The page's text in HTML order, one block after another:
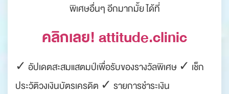
พิเศษอื่นๆ อีกมากมั้ย ได้ที่
คลิกเลย! attitude.clinic
✓ อัปเดตสะสมแสตมป์เพื่อรับของรางวัลพิเศษ ✓ เช็ก
ประวัติวงเงินบัตรเครดิต ✓ รายการชำระเงิน